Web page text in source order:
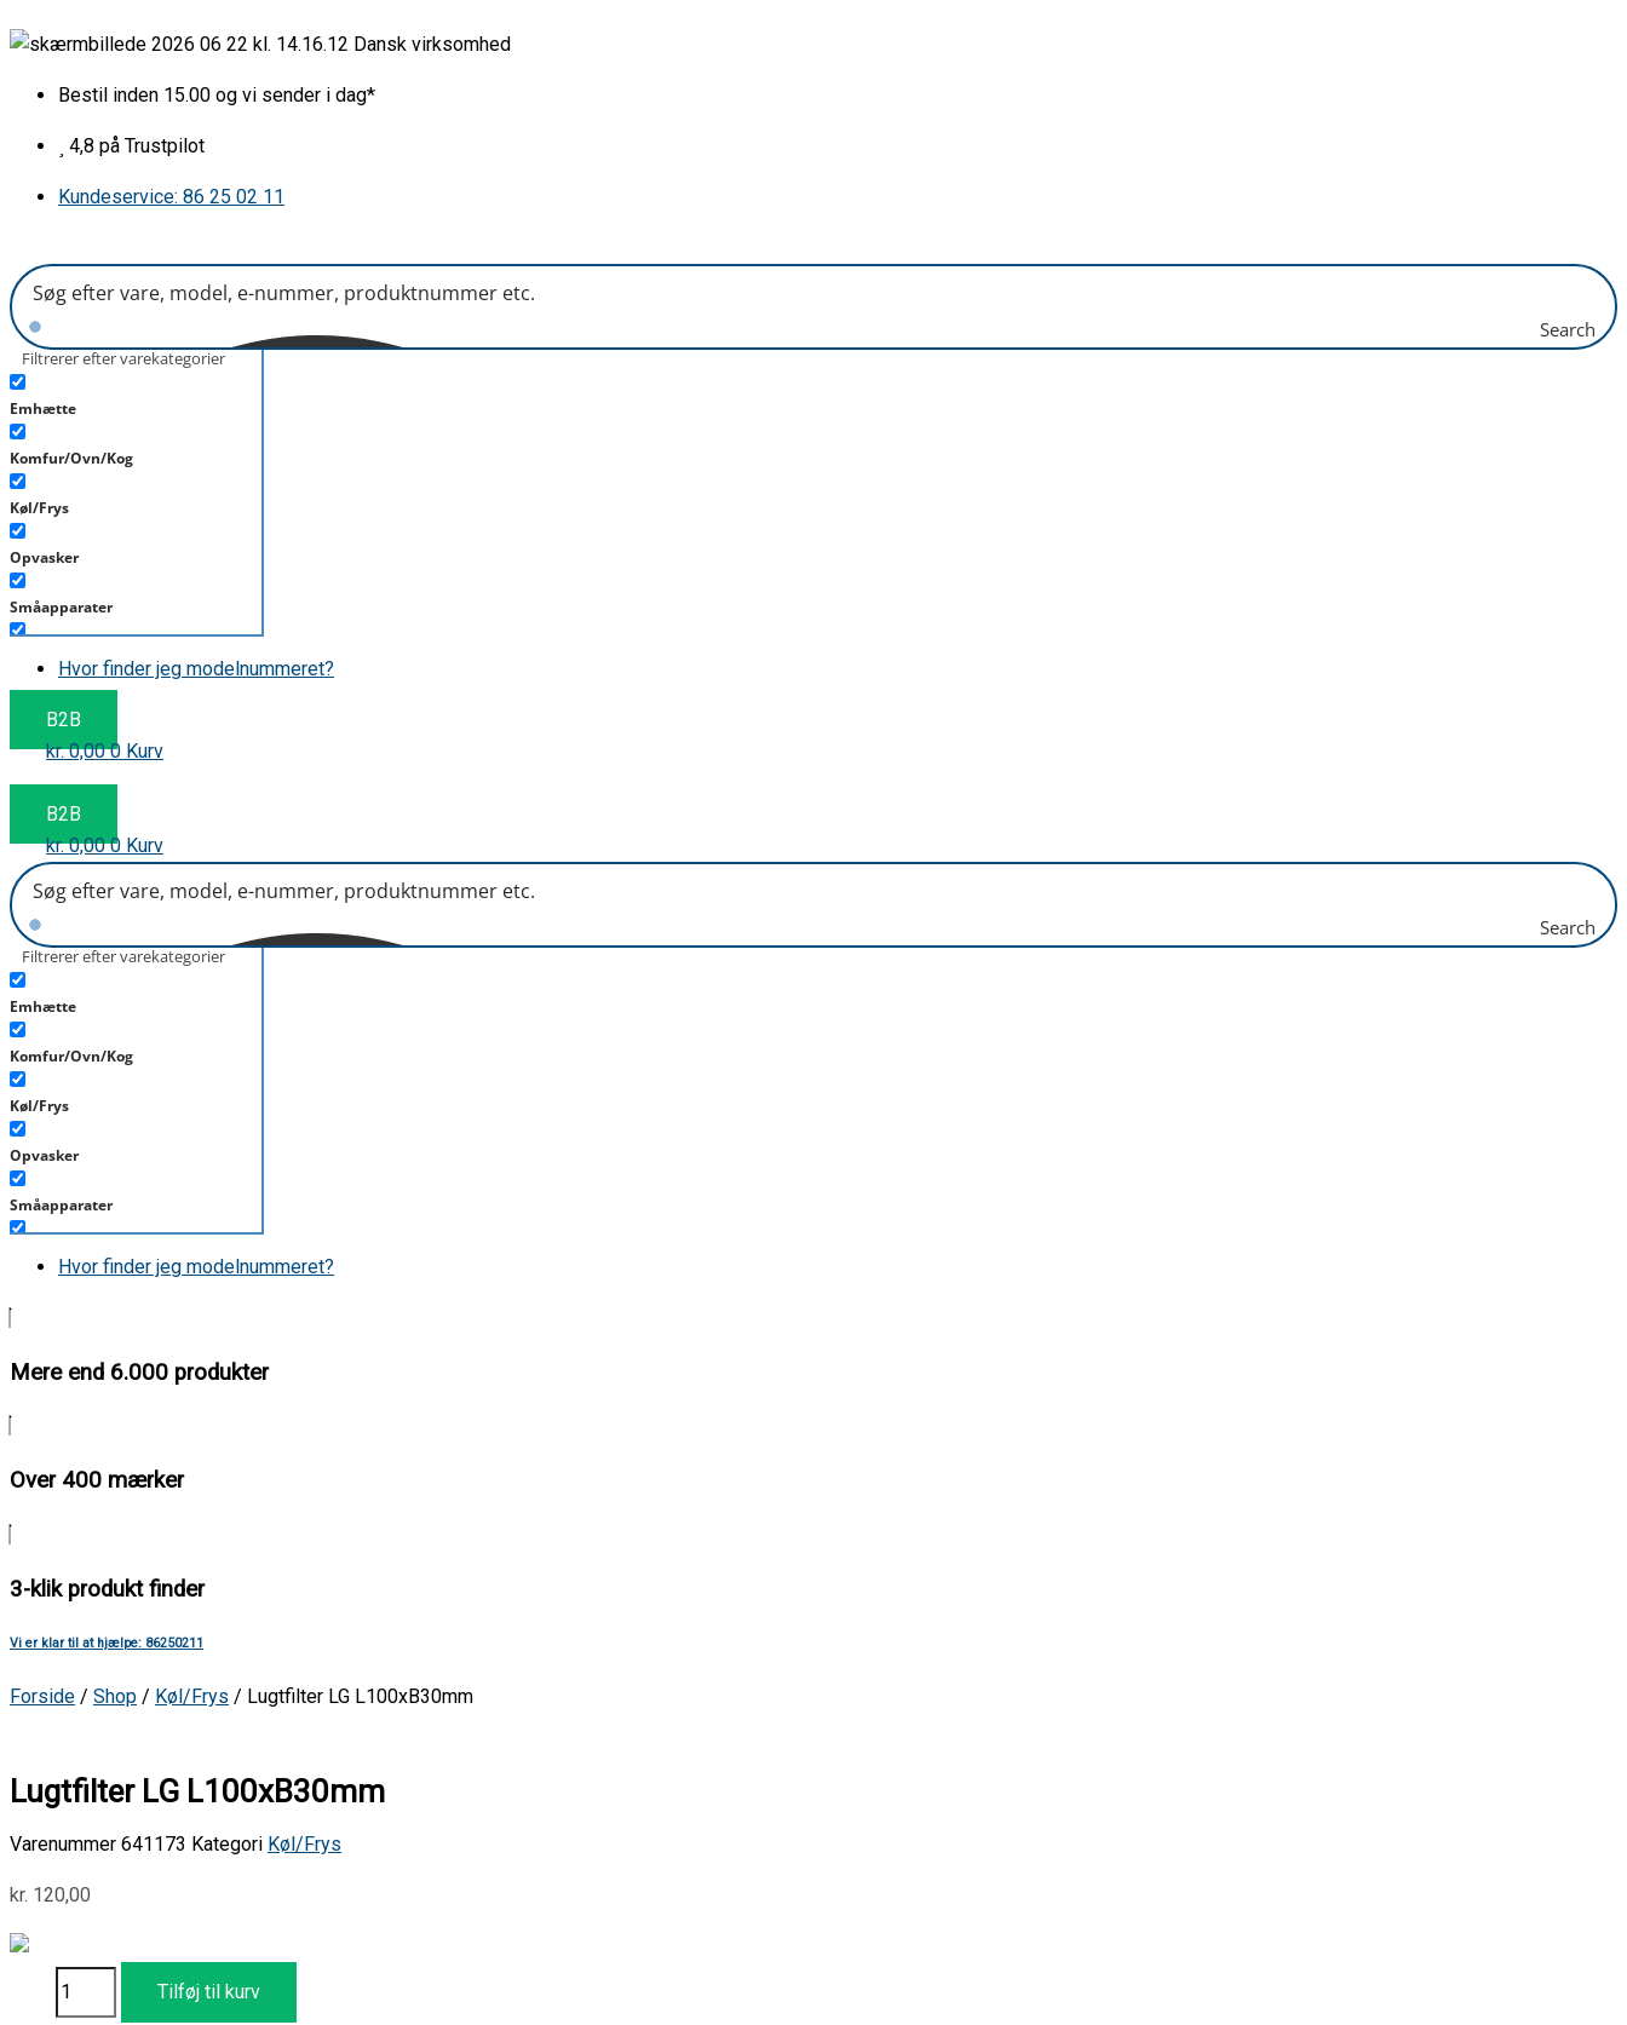
til
Dansk virksomhed
Bestil inden 15.00 og vi sender i dag*
4,8 på Trustpilot
Kundeservice: 86 25 02 11
Search
Filtrerer efter varekategorier
Emhætte
Komfur/Ovn/Kog
Køl/Frys
Opvasker
Småapparater
Støvsuger
Tilbehør/Plejemidler
Vaskemaskine
Hvor finder jeg modelnummeret?
B2B
kr.0,00 0 Kurv
B2B
kr.0,00 0 Kurv
Search
Filtrerer efter varekategorier
Emhætte
Komfur/Ovn/Kog
Køl/Frys
Opvasker
Småapparater
Støvsuger
Tørretumbler
Hvor finder jeg modelnummeret?
Mere end 6.000 produkter
Over 400 mærker
3-klik produkt finder
Vi er klar til at hjælpe: 86250211
Forside / Shop / Køl/Frys / Lugtfilter LG L100xB30mm
Lugtfilter LG L100xB30mm
Varenummer 641173 Kategori Køl/Frys
kr. 120,00
LG
Tilføj til kurv